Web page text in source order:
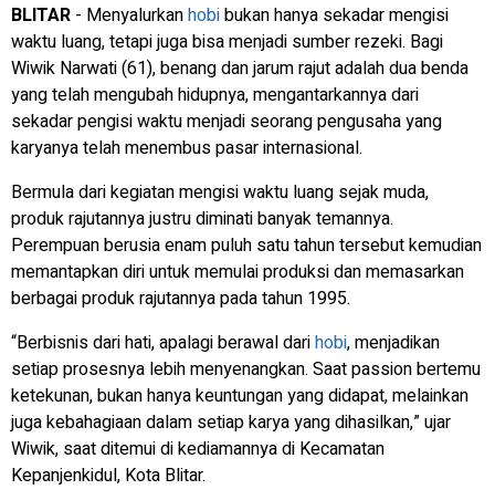
BLITAR - Menyalurkanhobibukan hanya sekadar mengisi
waktu luang, tetapi juga bisa menjadi sumber rezeki. Bagi
Wiwik Narwati (61), benang dan jarum rajut adalah dua benda
yang telah mengubah hidupnya, mengantarkannya dari
sekadar pengisi waktu menjadi seorang pengusaha yang
karyanya telah menembus pasar internasional.
Bermula dari kegiatan mengisi waktu luang sejak muda,
produk rajutannya justru diminati banyak temannya.
Perempuan berusia enam puluh satu tahun tersebut kemudian
memantapkan diri untuk memulai produksi dan memasarkan
berbagai produk rajutannya pada tahun 1995.
“Berbisnis dari hati, apalagi berawal darihobi, menjadikan
setiap prosesnya lebih menyenangkan. Saat passion bertemu
ketekunan, bukan hanya keuntungan yang didapat, melainkan
juga kebahagiaan dalam setiap karya yang dihasilkan,” ujar
Wiwik, saat ditemui di kediamannya di Kecamatan
Kepanjenkidul, Kota Blitar.